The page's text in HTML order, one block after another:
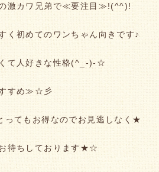
激カワ兄弟で≪要注目≫!(^^)!
く初めてのワンちゃん向きです♪
て人好きな性格(^_-)-☆
すめ≫☆彡
ってもお得なのでお見逃しなく★
待ちしております★☆